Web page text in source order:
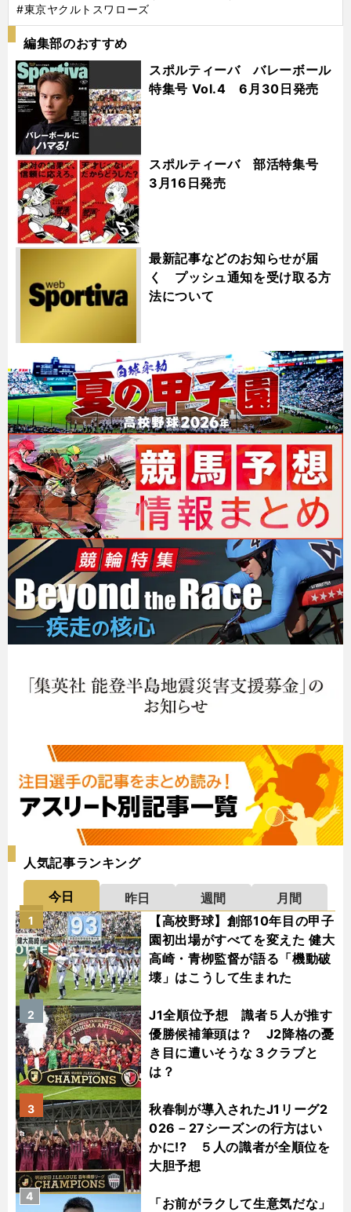
#東京ヤクルトスワローズ
編集部のおすすめ
スポルティーバ バレーボール
特集号 Vol.4 6月30日発売
スポルティーバ 部活特集号
3月16日発売
最新記事などのお知らせが届
く プッシュ通知を受け取る方
法について
人気記事ランキング
今日 昨日 週間
月間
【高校野球】創部10年目の甲子
園初出場がすべてを変えた 健大
高崎・青栁監督が語る「機動破
壊」はこうして生まれた
1
J1全順位予想 識者５人が推す
優勝候補筆頭は？ J2降格の憂
き目に遭いそうな３クラブと
は？
2
秋春制が導入されたJ1リーグ2
026－27シーズンの行方はい
かに!? ５人の識者が全順位を
大胆予想
3
「お前がラクして生意気だな」
4